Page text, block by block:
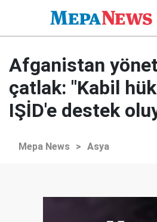
Afganistan
çatlak: "Kabil
IŞİD'e destek
Mepa News > Asya